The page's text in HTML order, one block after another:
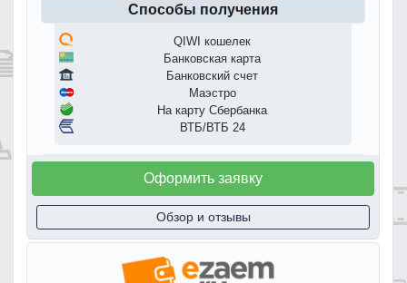
Способы получения
QIWI кошелек
Банковская карта
Банковский счет
Маэстро
На карту Сбербанка
ВТБ/ВТБ 24
Оформить заявку
Обзор и отзывы